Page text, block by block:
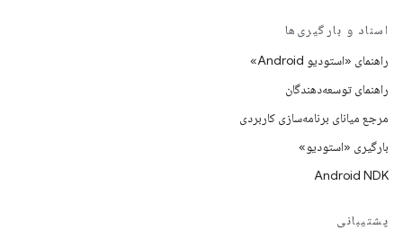
اسناد و بارگیری‌ها
راهنمای «استودیو Android»
راهنمای توسعه‌دهندگان
مرجع میانای برنامه‌سازی کاربردی
بارگیری «استودیو»
Android NDK
پشتیبانی